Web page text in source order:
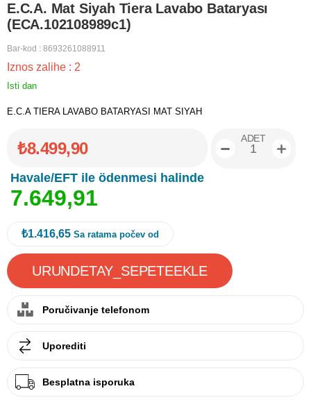
E.C.A. Mat Siyah Tiera Lavabo Bataryası
(ECA.102108989c1)
Bar-kod : 8693261088911
Iznos zalihe : 2
Isti dan
E.C.A TIERA LAVABO BATARYASI MAT SIYAH
₺8.499,90
Havale/EFT ile ödenmesi halinde
7.649,91
ADET
₺1.416,65 Sa ratama počev od
Poručivanje telefonom
Uporediti
Besplatna isporuka